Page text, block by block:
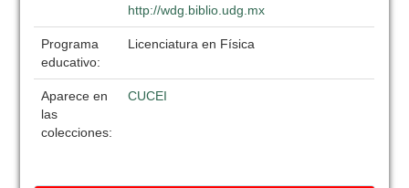
http://wdg.biblio.udg.mx
Programa
educativo:
Licenciatura en Física
Aparece en
las
colecciones:
CUCEI